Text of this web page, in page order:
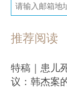
推荐阅读
特稿｜患儿
议：韩杰案